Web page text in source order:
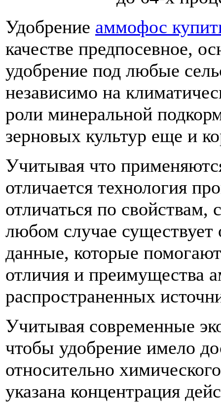
Удобрение аммофос
качестве предпосевное,
удобрение под любые
независимо на
роли минеральной
зерновых культур еще и
Учитывая что
отличается технология
отличаться по
любом случае существует
данные, которые
отличия и преимущества
распространенных
Учитывая современные
чтобы удобрение имело
относительно
указана концентрация